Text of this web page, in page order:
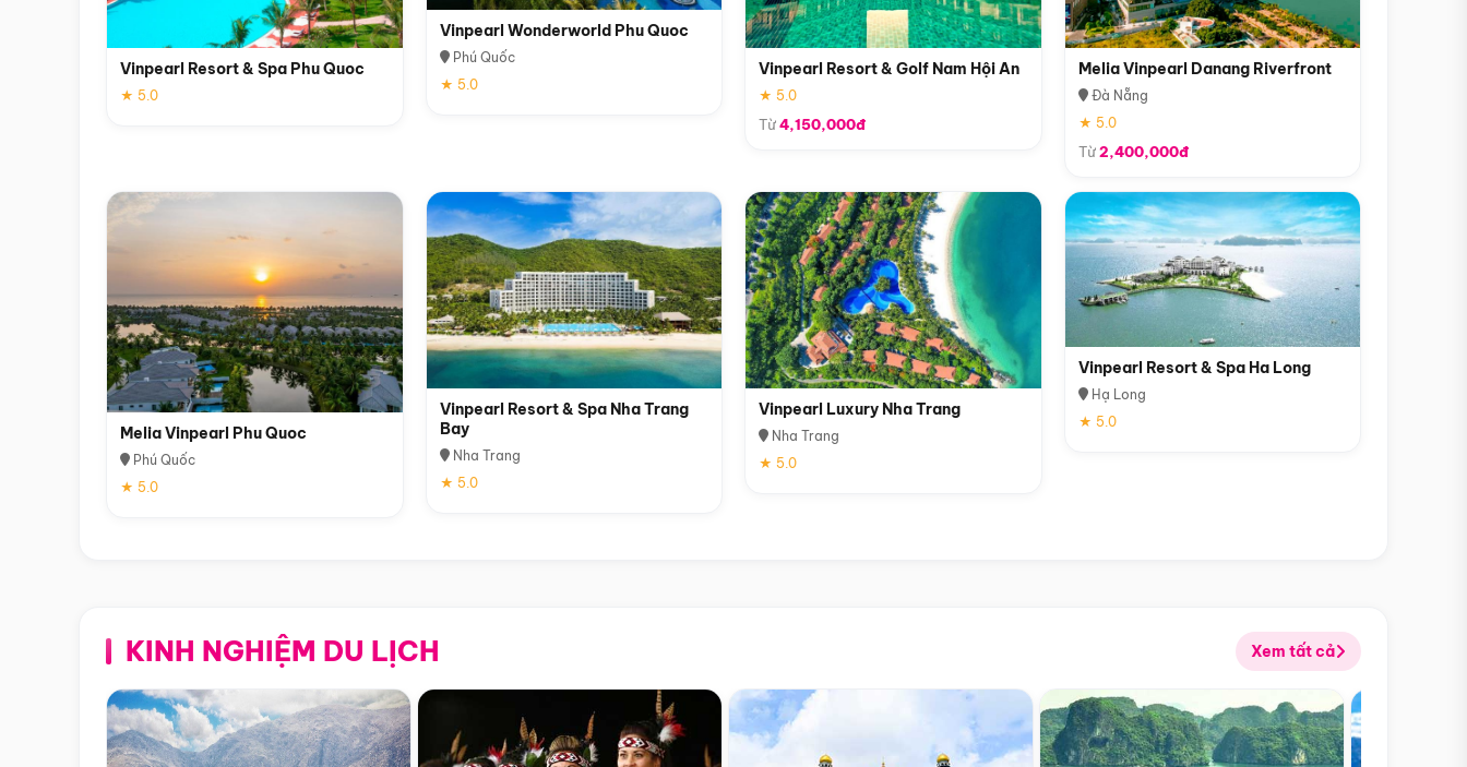
Vinpearl Resort & Spa Phu Quoc
★ 5.0
Vinpearl Wonderworld Phu Quoc
Phú Quốc
★ 5.0
Vinpearl Resort & Golf Nam Hội An
★ 5.0
Từ4,150,000đ
Melia Vinpearl Danang Riverfront
Đà Nẵng
★ 5.0
Từ2,400,000đ
Melia Vinpearl Phu Quoc
Phú Quốc
★ 5.0
Vinpearl Resort & Spa Nha Trang
Bay
Nha Trang
★ 5.0
Vinpearl Luxury Nha Trang
Nha Trang
★ 5.0
Vinpearl Resort & Spa Ha Long
Hạ Long
★ 5.0
KINH NGHIỆM DU LỊCH Xem tất cả